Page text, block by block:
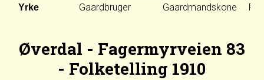
Yrke
Gaardbruger
Gaardmandskone
Øverdal - Fagermyrveien 83
- Folketelling 1910